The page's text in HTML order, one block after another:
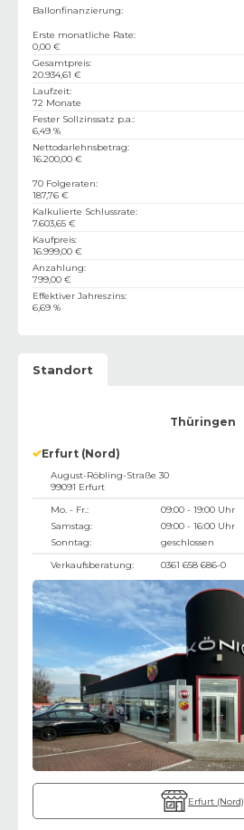
Ballonfinanzierung:
Erste monatliche Rate:
0,00 €
Gesamtpreis:
20.934,61 €
Laufzeit:
72 Monate
Fester Sollzinssatz p.a.:
6,49 %
Nettodarlehnsbetrag:
16.200,00 €
70 Folgeraten:
187,76 €
Kalkulierte Schlussrate:
7.603,65 €
Kaufpreis:
16.999,00 €
Anzahlung:
799,00 €
Effektiver Jahreszins:
6,69 %
Standort
Thüringen
Erfurt (Nord)
August-Röbling-Straße 30
99091 Erfurt
Mo. - Fr.:
09:00 - 19:00 Uhr
Samstag:
09:00 - 16:00 Uhr
Sonntag:
geschlossen
Verkaufsberatung:
0361 658 686-0
Erfurt (Nord)